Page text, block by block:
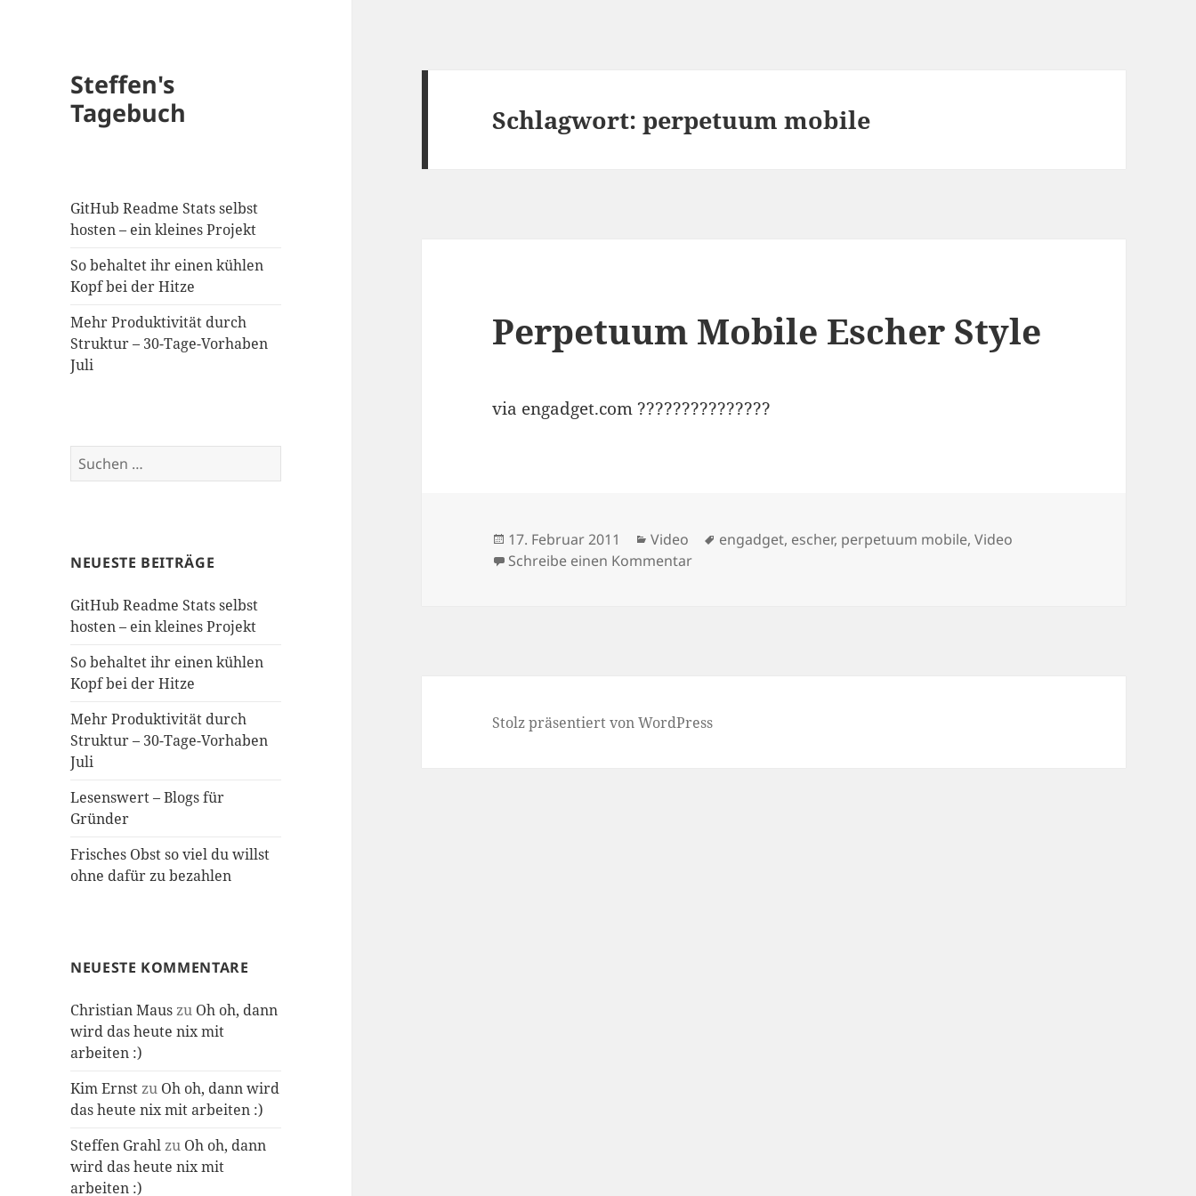
Steffen's
Tagebuch
GitHub Readme Stats selbst
hosten – ein kleines Projekt
So behaltet ihr einen kühlen
Kopf bei der Hitze
Mehr Produktivität durch
Struktur – 30-Tage-Vorhaben
Juli
Suchen
nach:
NEUESTE BEITRÄGE
GitHub Readme Stats selbst
hosten – ein kleines Projekt
So behaltet ihr einen kühlen
Kopf bei der Hitze
Mehr Produktivität durch
Struktur – 30-Tage-Vorhaben
Juli
Lesenswert – Blogs für
Gründer
Frisches Obst so viel du willst
ohne dafür zu bezahlen
NEUESTE KOMMENTARE
Christian Mauszu Oh oh, dann
wird das heute nix mit
arbeiten :)
Kim Ernstzu Oh oh, dann wird
das heute nix mit arbeiten :)
Steffen Grahlzu Oh oh, dann
wird das heute nix mit
arbeiten :)
Schlagwort:perpetuum mobile
Perpetuum Mobile Escher Style
via engadget.com ???????????????
Veröffentlicht
am
17. Februar 2011 Kategorien
Video Schlagwörter
engadget, escher, perpetuum mobile,Video
Schreibe einen Kommentarzu Perpetuum Mobile Escher Style
Stolz präsentiert von WordPress